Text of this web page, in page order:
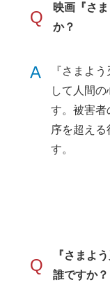
Q
映画『さ
か？
A
『さまよ
して人間
す。被害者
序を超える
す。
Q
『さまよ
誰ですか？